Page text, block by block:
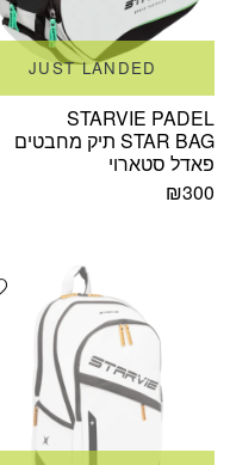
JUST LANDED
STARVIE PADEL
STAR BAG תיק מחבטים
פאדל סטארוי
₪300